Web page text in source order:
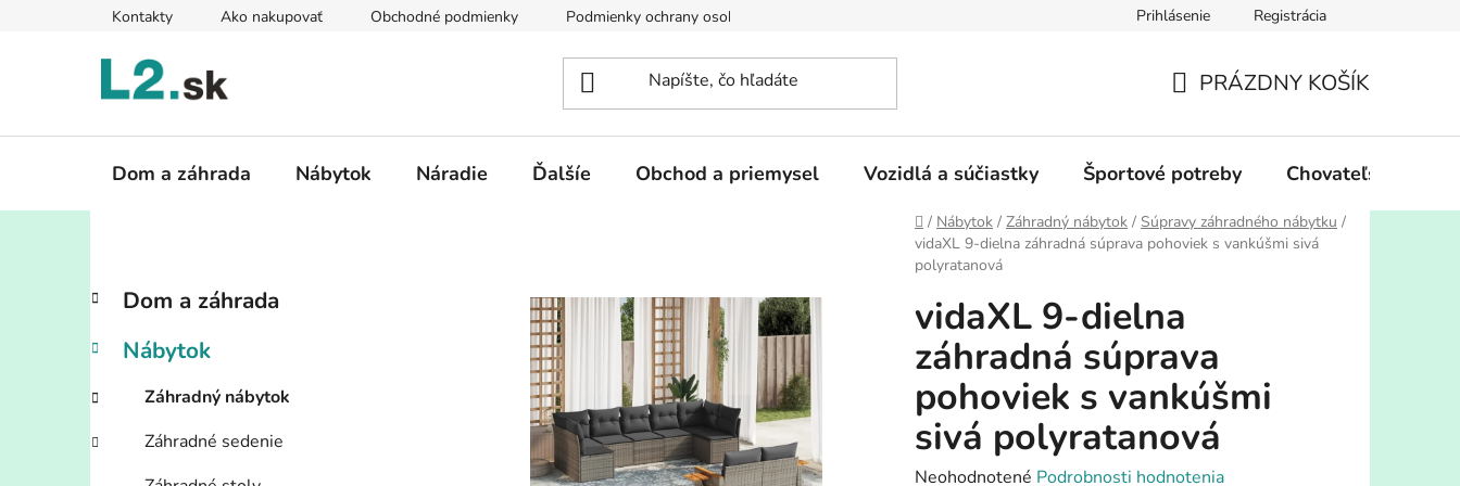
Kontakty Ako nakupovať Obchodné podmienky Podmienky ochrany osobných údajov Prihlásenie Registrácia
KOŠÍK
PRÁZDNY KOŠÍK
Dom a záhrada Nábytok Náradie Ďalšíe Obchod a priemysel Vozidlá a súčiastky Športové potreby Chovateľské
Domov
/ Nábytok / Záhradný nábytok / Súpravy záhradného nábytku /
vidaXL 9-dielna záhradná súprava pohoviek s vankúšmi sivá
polyratanová
B
č
ý
p
a
Preskočiť
kategórie
K
a
e
ó
i
Dom a záhrada
Nábytok
Záhradný nábytok
Záhradné sedenie
vidaXL 9-dielna
záhradná súprava
pohoviek s vankúšmi
sivá polyratanová
Priemerné
Neohodnotené Podrobnosti hodnotenia